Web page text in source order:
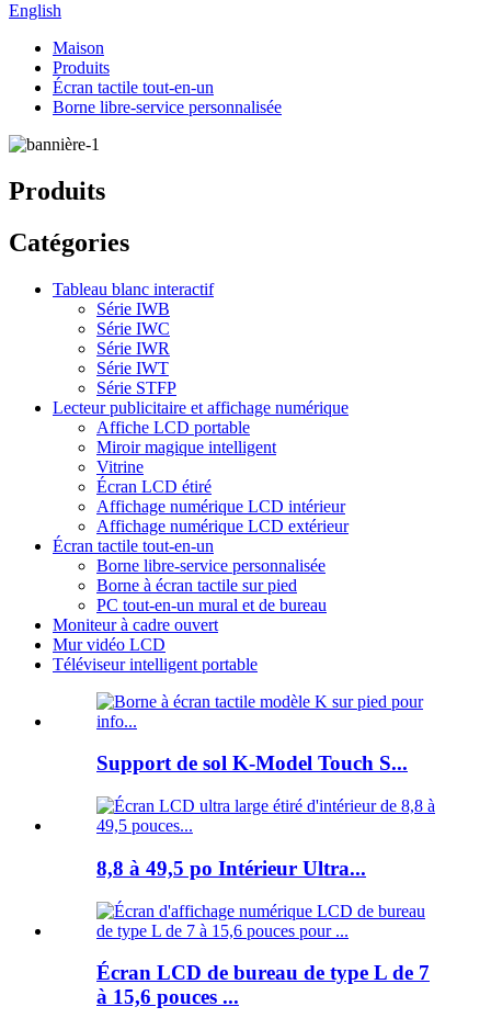
English
Maison
Produits
Écran tactile tout-en-un
Borne libre-service personnalisée
Produits
Catégories
Tableau blanc interactif
Série IWB
Série IWC
Série IWR
Série IWT
Série STFP
Lecteur publicitaire et affichage numérique
Affiche LCD portable
Miroir magique intelligent
Vitrine
Écran LCD étiré
Affichage numérique LCD intérieur
Affichage numérique LCD extérieur
Écran tactile tout-en-un
Borne libre-service personnalisée
Borne à écran tactile sur pied
PC tout-en-un mural et de bureau
Moniteur à cadre ouvert
Mur vidéo LCD
Téléviseur intelligent portable
Support de sol K-Model Touch S...
8,8 à 49,5 po Intérieur Ultra...
Écran LCD de bureau de type L de 7
à 15,6 pouces ...